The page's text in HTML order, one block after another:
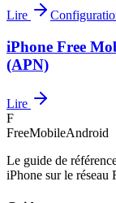
Lire
iPhone Free
(APN)
Lire
F
FreeMobileAndroid
Le guide de
iPhone sur le réseau